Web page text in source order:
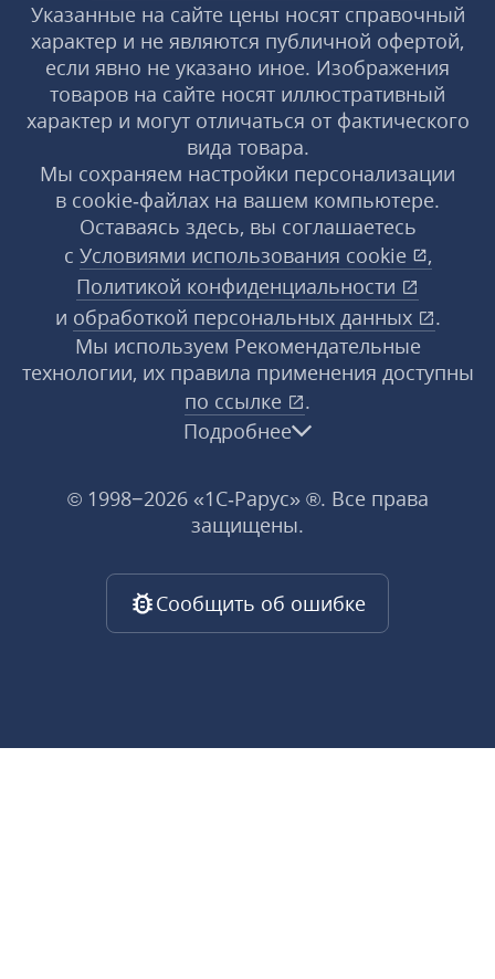
Указанные на сайте цены носят справочный
характер и не являются публичной офертой,
если явно не указано иное. Изображения
товаров на сайте носят иллюстративный
характер и могут отличаться от фактического
вида товара.
Мы сохраняем настройки персонализации
в cookie‑файлах на вашем компьютере.
Оставаясь здесь, вы соглашаетесь
с Условиями использования cookie
,
Политикой конфиденциальности
и обработкой персональных данных
.
Мы используем Рекомендательные
технологии, их правила применения доступны
по ссылке
.
Подробнее
© 1998−2026 «1С‑Рарус» ®. Все права
защищены.
Сообщить об ошибке